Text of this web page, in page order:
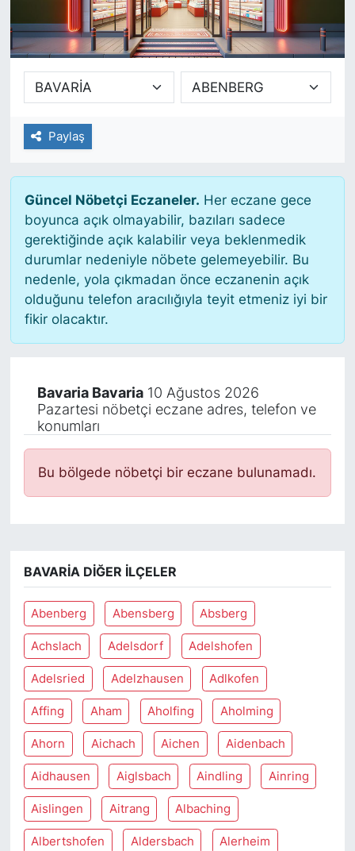
Paylaş
Güncel Nöbetçi Eczaneler. Her eczane gece
boyunca açık olmayabilir, bazıları sadece
gerektiğinde açık kalabilir veya beklenmedik
durumlar nedeniyle nöbete gelemeyebilir. Bu
nedenle, yola çıkmadan önce eczanenin açık
olduğunu telefon aracılığıyla teyit etmeniz iyi bir
fikir olacaktır.
Bavaria Bavaria10 Ağustos 2026
Pazartesi nöbetçi eczane adres, telefon ve
konumları
Bu bölgede nöbetçi bir eczane bulunamadı.
BAVARIA DIĞER İLÇELER
Abenberg Abensberg Absberg
Achslach Adelsdorf Adelshofen
Adelsried Adelzhausen Adlkofen
Affing Aham Aholfing Aholming
Ahorn Aichach Aichen Aidenbach
Aidhausen Aiglsbach Aindling Ainring
Aislingen Aitrang Albaching
Albertshofen Aldersbach Alerheim
SİYASET
SAĞLIK